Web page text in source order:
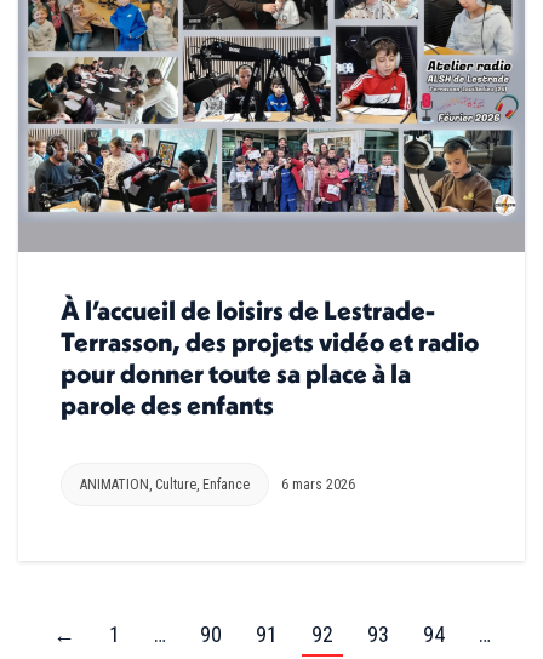
À l’accueil de loisirs de Lestrade-
Terrasson, des projets vidéo et radio
pour donner toute sa place à la
parole des enfants
ANIMATION , Culture, Enfance 6 mars 2026
← 1 … 90 91 92 93 94
…